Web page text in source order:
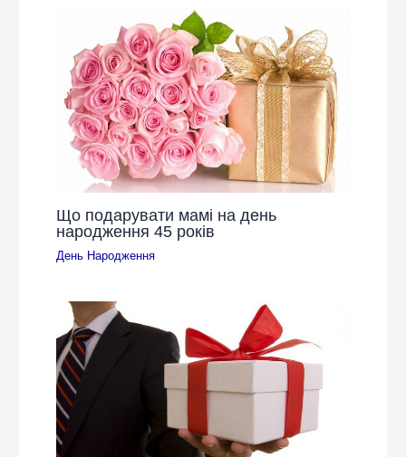
Що подарувати мамі на день
народження 45 років
День Народження